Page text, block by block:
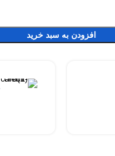
افزودن به سبد خرید